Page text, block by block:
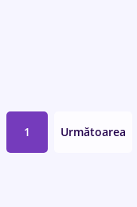
1 Următoarea